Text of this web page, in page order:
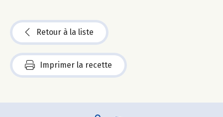
Retour à la liste
Imprimer la recette